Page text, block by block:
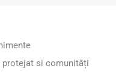
protejat si comunități